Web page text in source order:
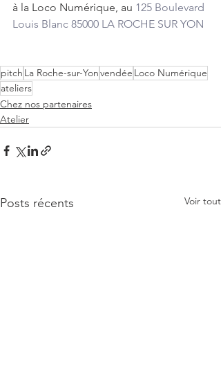
à la Loco Numérique, au 125 Boulevard
Louis Blanc 85000 LA ROCHE SUR YON
pitch La Roche-sur-Yonvendée Loco Numérique
ateliers
Chez nos partenaires
Atelier
Posts récents Voir tout